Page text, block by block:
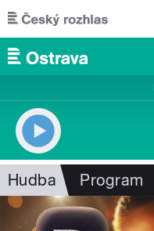
Přejít k hlavnímu obsahu
Hudba Program